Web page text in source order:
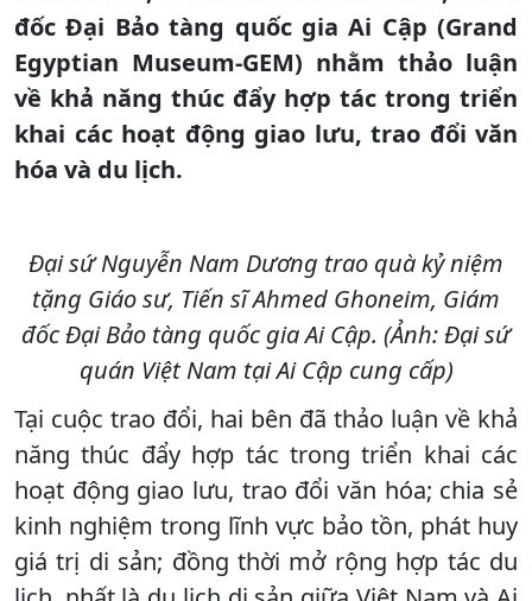
đốc Đại Bảo tàng quốc gia Ai Cập (Grand
Egyptian Museum-GEM) nhằm thảo luận
về khả năng thúc đẩy hợp tác trong triển
khai các hoạt động giao lưu, trao đổi văn
hóa và du lịch.
Đại sứ Nguyễn Nam Dương trao quà kỷ niệm
tặng Giáo sư, Tiến sĩ Ahmed Ghoneim, Giám
đốc Đại Bảo tàng quốc gia Ai Cập. (Ảnh: Đại sứ
quán Việt Nam tại Ai Cập cung cấp)
Tại cuộc trao đổi, hai bên đã thảo luận về khả
năng thúc đẩy hợp tác trong triển khai các
hoạt động giao lưu, trao đổi văn hóa; chia sẻ
kinh nghiệm trong lĩnh vực bảo tồn, phát huy
giá trị di sản; đồng thời mở rộng hợp tác du